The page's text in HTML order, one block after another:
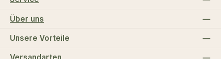
Über uns
Unsere Vorteile